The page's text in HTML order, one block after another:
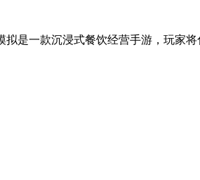
是一款沉浸式餐饮经营手游，玩家